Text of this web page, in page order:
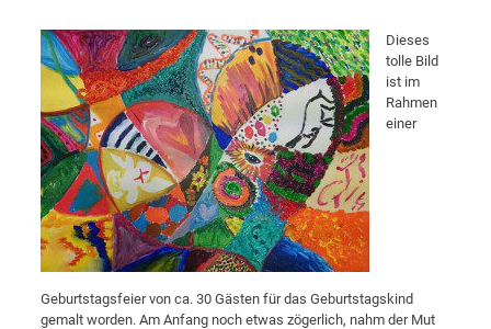
Dieses
tolle Bild
ist im
Rahmen
einer
Geburtstagsfeier von ca. 30 Gästen für das Geburtstagskind
gemalt worden. Am Anfang noch etwas zögerlich, nahm der Mut